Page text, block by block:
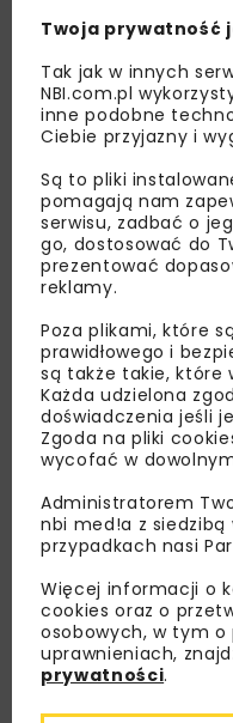
Lubisz
Zapisz się do
nas najlepsze
zaproszenia na
dedykowane akcje
Zapoznałam/em się z
Regulaminemoraz
podany przeze mnie
handlowej w postaci
Twoja prywatność
Tak jak w innych
NBI.com.pl
inne podobne
Ciebie przyjazny i
Są to pliki
pomagają nam
serwisu, zadbać o
go, dostosować do
prezentować
reklamy.
Poza plikami, które
prawidłowego i
są także takie, które
Każda udzielona
doświadczenia jeśli
Zgoda na pliki
wycofać w
Administratorem
nbi med!a z siedzibą
przypadkach nasi
Więcej informacji o
cookies oraz o
osobowych, w tym o
uprawnieniach,
prywatności.